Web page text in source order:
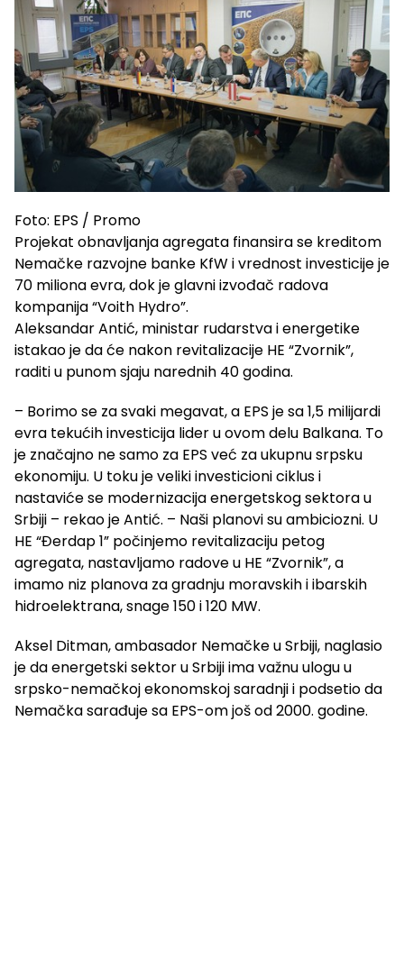
Foto: EPS / Promo
Projekat obnavljanja agregata finansira se kreditom
Nemačke razvojne banke KfW i vrednost investicije je
70 miliona evra, dok je glavni izvođač radova
kompanija “Voith Hydro”.
Aleksandar Antić, ministar rudarstva i energetike
istakao je da će nakon revitalizacije HE “Zvornik”,
raditi u punom sjaju narednih 40 godina.
– Borimo se za svaki megavat, a EPS je sa 1,5 milijardi
evra tekućih investicija lider u ovom delu Balkana. To
je značajno ne samo za EPS već za ukupnu srpsku
ekonomiju. U toku je veliki investicioni ciklus i
nastaviće se modernizacija energetskog sektora u
Srbiji – rekao je Antić. – Naši planovi su ambiciozni. U
HE “Đerdap 1” počinjemo revitalizaciju petog
agregata, nastavljamo radove u HE “Zvornik”, a
imamo niz planova za gradnju moravskih i ibarskih
hidroelektrana, snage 150 i 120 MW.
Aksel Ditman, ambasador Nemačke u Srbiji, naglasio
je da energetski sektor u Srbiji ima važnu ulogu u
srpsko-nemačkoj ekonomskoj saradnji i podsetio da
Nemačka sarađuje sa EPS-om još od 2000. godine.